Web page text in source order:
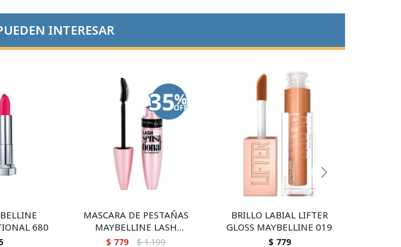
INTERESAR
680
MASCARA DE PESTAÑAS
MAYBELLINE LASH
SENSATIONAL #254
$ 779 $ 1.199
BRILLO LABIAL LIFTER
GLOSS MAYBELLINE 019
$ 779